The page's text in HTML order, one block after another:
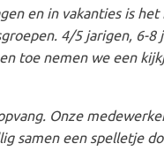
en in vakanties is
4/5 jarigen, 6-
toe nemen we een
Onze
samen een spelletje